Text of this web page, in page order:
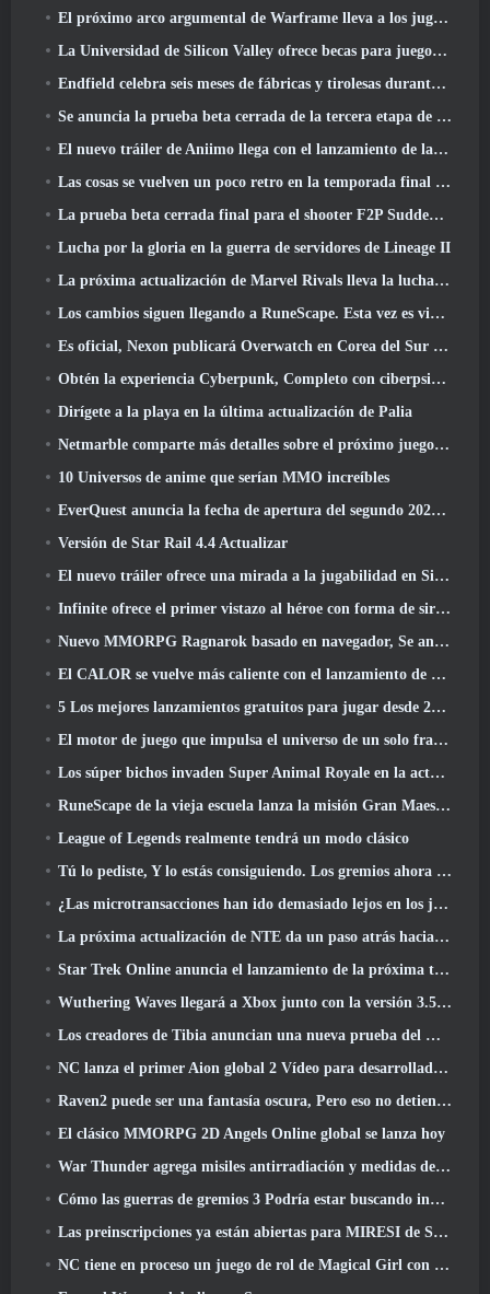
El próximo arco argumental de Warframe lleva a los jugadores a un mapa estelar completamente nuevo, El sistema Tau
La Universidad de Silicon Valley ofrece becas para juegos y algunos de los requisitos son interesantes
Endfield celebra seis meses de fábricas y tirolesas durante su próxima actualización
Se anuncia la prueba beta cerrada de la tercera etapa de las batallas de infantería de Of War Thunder
El nuevo tráiler de Aniimo llega con el lanzamiento de la última prueba beta cerrada
Las cosas se vuelven un poco retro en la temporada final 11 Actualizar
La prueba beta cerrada final para el shooter F2P Sudden Attack Zero Point de Nexon comenzó hoy
Lucha por la gloria en la guerra de servidores de Lineage II
La próxima actualización de Marvel Rivals lleva la lucha a los dioses
Los cambios siguen llegando a RuneScape. Esta vez es vivienda para jugadores
Es oficial, Nexon publicará Overwatch en Corea del Sur en el futuro
Obtén la experiencia Cyberpunk, Completo con ciberpsicosis, En el próximo evento cruzado de Apex Legends
Dirígete a la playa en la última actualización de Palia
Netmarble comparte más detalles sobre el próximo juego de nivelación en solitario, Nivelación en solitario: KARMA en la Anime Expo
10 Universos de anime que serían MMO increíbles
EverQuest anuncia la fecha de apertura del segundo 2026 Servidor de expansión con bloqueo de tiempo
Versión de Star Rail 4.4 Actualizar
El nuevo tráiler ofrece una mirada a la jugabilidad en Silver Palace
Infinite ofrece el primer vistazo al héroe con forma de sirena que llegará en SS13: Recuperación de la vista
Nuevo MMORPG Ragnarok basado en navegador, Se anuncia el universo Ragnarok
El CALOR se vuelve más caliente con el lanzamiento de un nuevo mapa del desierto
5 Los mejores lanzamientos gratuitos para jugar desde 2025, ¿Todavía vale la pena jugar? 2026?
El motor de juego que impulsa el universo de un solo fragmento de Eve Online ahora es de código abierto
Los súper bichos invaden Super Animal Royale en la actualización 'Super Natural'
RuneScape de la vieja escuela lanza la misión Gran Maestro 'The Blood Moon Rises', Poniendo fin a una línea de búsqueda de 20 años
League of Legends realmente tendrá un modo clásico
Tú lo pediste, Y lo estás consiguiendo. Los gremios ahora están disponibles en Eterspire
¿Las microtransacciones han ido demasiado lejos en los juegos gratuitos??
La próxima actualización de NTE da un paso atrás hacia un juego de mesa de fantasía
Star Trek Online anuncia el lanzamiento de la próxima temporada “Undiscovered”
Wuthering Waves llegará a Xbox junto con la versión 3.5 Actualizar
Los creadores de Tibia anuncian una nueva prueba del MMORPG de zombis de la vieja escuela, Persistir en línea
NC lanza el primer Aion global 2 Vídeo para desarrolladores, Compartir detalles sobre el juego
Raven2 puede ser una fantasía oscura, Pero eso no detiene la diversión del verano
El clásico MMORPG 2D Angels Online global se lanza hoy
War Thunder agrega misiles antirradiación y medidas de soporte electrónico en la actualización de caballería pesada
Cómo las guerras de gremios 3 Podría estar buscando innovar en el espacio MMO
Las preinscripciones ya están abiertas para MIRESI de Smilegate: Futuro invisible
NC tiene en proceso un juego de rol de Magical Girl con un estilo artístico inspirado en el anime de los 90